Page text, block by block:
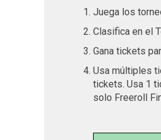
Juega los
Clasifica en el
Gana tickets
Usa múltiples
tickets. Usa 1
solo Freeroll